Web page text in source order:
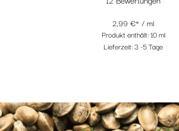
2,99 € / ml
Produkt enthält: 10ml
Lieferzeit:3 -5 Tage